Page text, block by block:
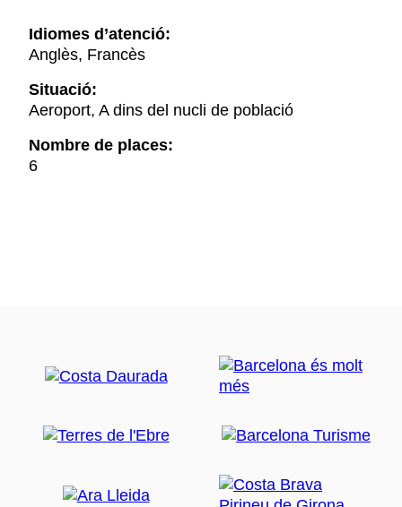
Idiomes d’atenció:
Anglès, Francès
Situació:
Aeroport, A dins del nucli de població
Nombre de places:
6